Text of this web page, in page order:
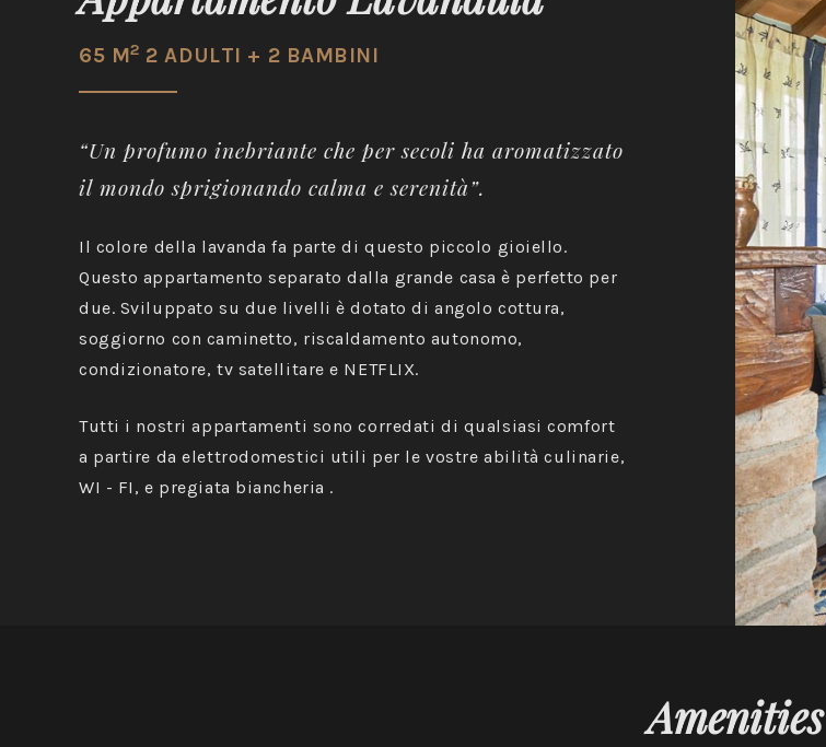
65 M2 2 ADULTI + 2 BAMBINI
“Un profumo inebriante che per secoli ha aromatizzato
il mondo sprigionando calma e serenità”.
Il colore della lavanda fa parte di questo piccolo gioiello.
Questo appartamento separato dalla grande casa è perfetto per
due. Sviluppato su due livelli è dotato di angolo cottura,
soggiorno con caminetto, riscaldamento autonomo,
condizionatore, tv satellitare e NETFLIX.
Tutti i nostri appartamenti sono corredati di qualsiasi comfort
a partire da elettrodomestici utili per le vostre abilità culinarie,
WI - FI, e pregiata biancheria .
Amenities